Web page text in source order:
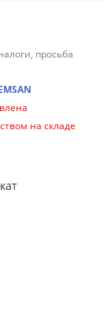
просьба
на складе